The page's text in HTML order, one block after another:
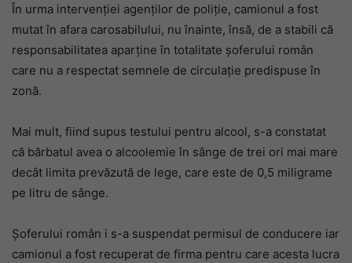
În urma intervenției agenților de poliție, camionul a fost
mutat în afara carosabilului, nu înainte, însă, de a stabili că
responsabilitatea aparține în totalitate șoferului român
care nu a respectat semnele de circulație predispuse în
zonă.
Mai mult, fiind supus testului pentru alcool, s-a constatat
că bărbatul avea o alcoolemie în sânge de trei ori mai mare
decât limita prevăzută de lege, care este de 0,5 miligrame
pe litru de sânge.
Șoferului român i s-a suspendat permisul de conducere iar
camionul a fost recuperat de firma pentru care acesta lucra